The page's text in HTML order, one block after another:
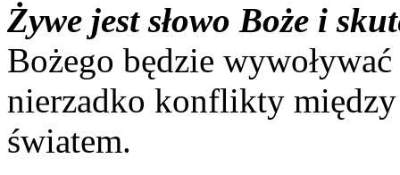
Żywe jest słowo Boże i
Bożego będzie
nierzadko konflikty
światem.